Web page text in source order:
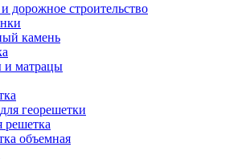
дорожное строительство
камень
и матрацы
георешетки
решетка
объемная